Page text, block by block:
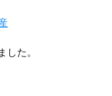
した。